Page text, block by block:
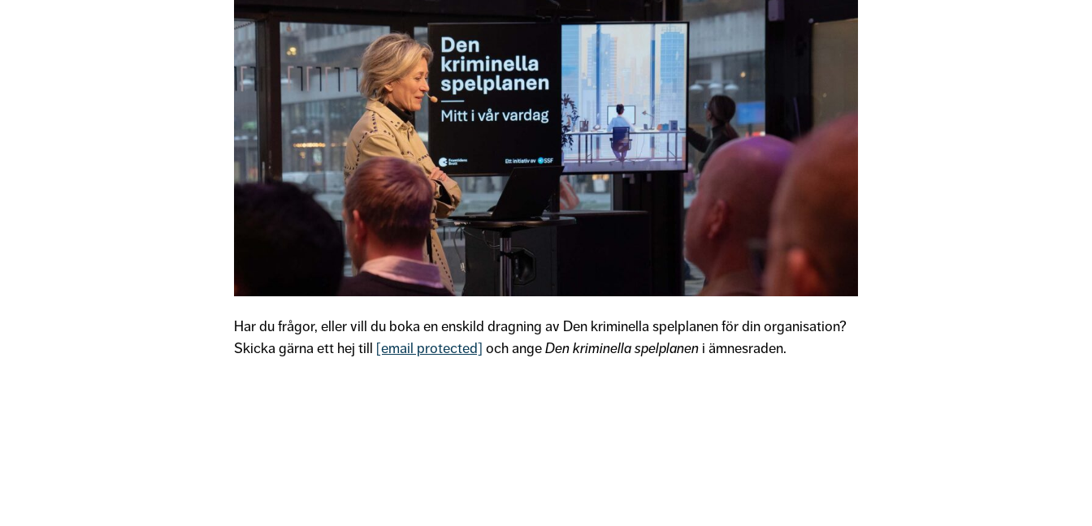
Har du frågor, eller vill du boka en enskild dragning av Den kriminella spelplanen för din organisation?
Skicka gärna ett hej till [email protected] och angeDen kriminella spelplanen i ämnesraden.